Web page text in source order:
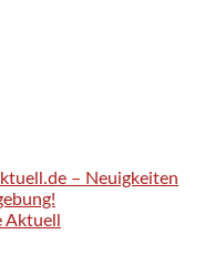
– Neuigkeiten